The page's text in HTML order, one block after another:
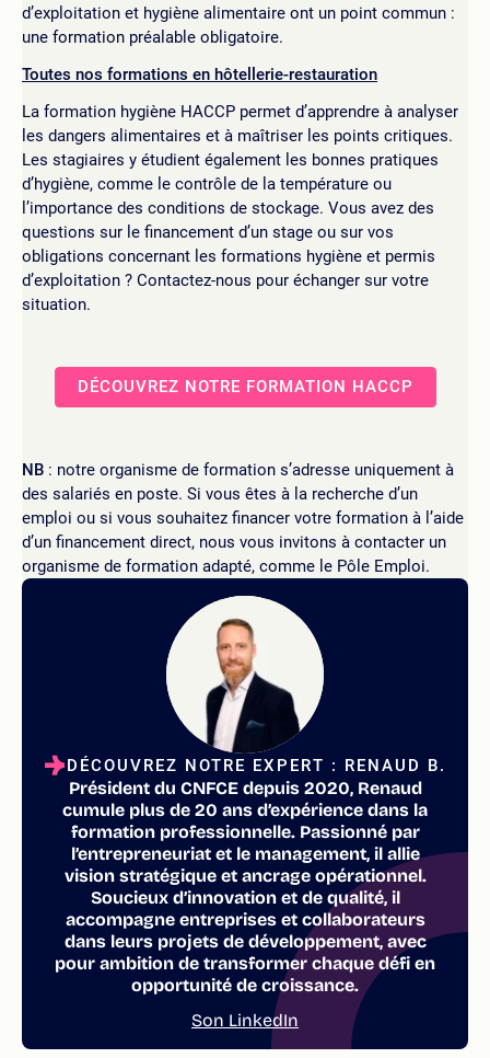
d’exploitation et hygiène alimentaire ont un point commun :
une formation préalable obligatoire.
Toutes nos formations en hôtellerie-restauration
La formation hygiène HACCP permet d’apprendre à analyser
les dangers alimentaires et à maîtriser les points critiques.
Les stagiaires y étudient également les bonnes pratiques
d’hygiène, comme le contrôle de la température ou
l’importance des conditions de stockage. Vous avez des
questions sur le financement d’un stage ou sur vos
obligations concernant les formations hygiène et permis
d’exploitation ? Contactez-nous pour échanger sur votre
situation.
DÉCOUVREZ NOTRE FORMATION HACCP
NB : notre organisme de formation s’adresse uniquement à
des salariés en poste. Si vous êtes à la recherche d’un
emploi ou si vous souhaitez financer votre formation à l’aide
d’un financement direct, nous vous invitons à contacter un
organisme de formation adapté, comme le Pôle Emploi.
DÉCOUVREZ NOTRE EXPERT : RENAUD B.
Président du CNFCE depuis 2020, Renaud
cumule plus de 20 ans d’expérience dans la
formation professionnelle. Passionné par
l’entrepreneuriat et le management, il allie
vision stratégique et ancrage opérationnel.
Soucieux d’innovation et de qualité, il
accompagne entreprises et collaborateurs
dans leurs projets de développement, avec
pour ambition de transformer chaque défi en
opportunité de croissance.
Son LinkedIn